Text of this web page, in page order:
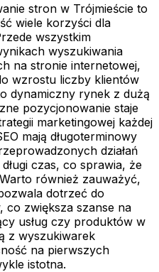
stron w Trójmieście to
wiele korzyści dla
wszystkim
wyszukiwania
na stronie internetowej,
wzrostu liczby klientów
dynamiczny rynek z dużą
pozycjonowanie staje
marketingowej każdej
mają długoterminowy
działań
czas, co sprawia, że
również zauważyć,
dotrzeć do
zwiększa szanse na
usług czy produktów w
z wyszukiwarek
na pierwszych
istotna.